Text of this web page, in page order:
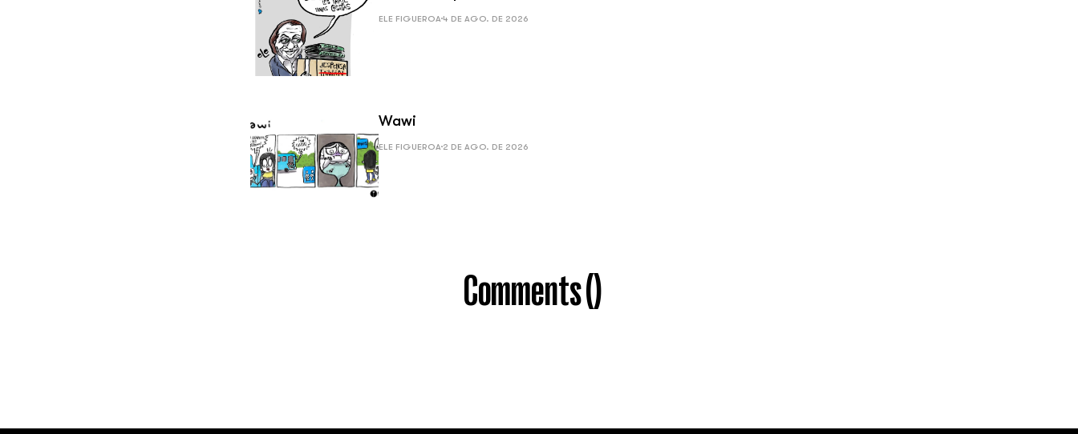
ELE FIGUEROA 4 DE AGO. DE 2026
Wawi
ELE FIGUEROA 2 DE AGO. DE 2026
Comments ()